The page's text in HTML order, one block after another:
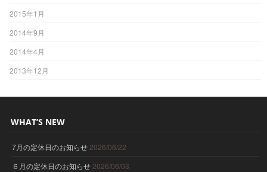
2015年1月
2014年9月
2014年4月
2013年12月
WHAT’S NEW
7月の定休日のお知らせ 2026/06/22
６月の定休日のお知らせ 2026/06/03